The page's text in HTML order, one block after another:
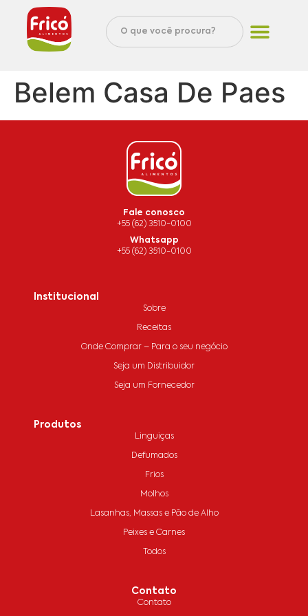
Belem Casa De Paes
Fale conosco
+55 (62) 3510-0100
Whatsapp
+55 (62) 3510-0100
Institucional
Sobre
Receitas
Onde Comprar – Para o seu negócio
Seja um Distribuidor
Seja um Fornecedor
Produtos
Linguiças
Defumados
Frios
Molhos
Lasanhas, Massas e Pão de Alho
Peixes e Carnes
Todos
Contato
Contato